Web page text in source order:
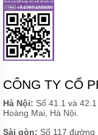
CÔNG TY CỔ
Hà Nội: Số 41.1 và
Hoàng Mai, Hà Nội.
Sài gòn: Số 117 đường